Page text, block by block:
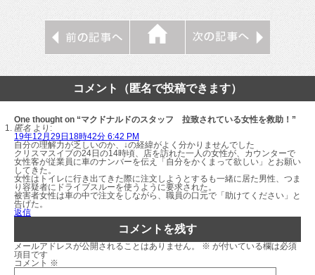
コメント（匿名で投稿できます）
One thought on “マクドナルドのスタッフ 拉致されている女性を救助！”
匿名 より:
19年12月29日18時42分 6:42 PM
自分の理解力が乏しいのか、↓の経緯がよく分かりませんでした
クリスマスイブの24日の14時頃、店を訪れた一人の女性が、カウンターで
女性客が従業員に車のナンバーを伝え「自分をかくまって欲しい」とお願い
してきた。
女性はトイレに行き出てきた際に注文しようとするも一緒に居た男性、つま
り容疑者にドライブスルーを使うように要求された。
被害者女性は車の中で注文をしながら、職員の口元で「助けてください」と
告げた。
返信
コメントを残す
メールアドレスが公開されることはありません。 ※ が付いている欄は必須
項目です
コメント ※